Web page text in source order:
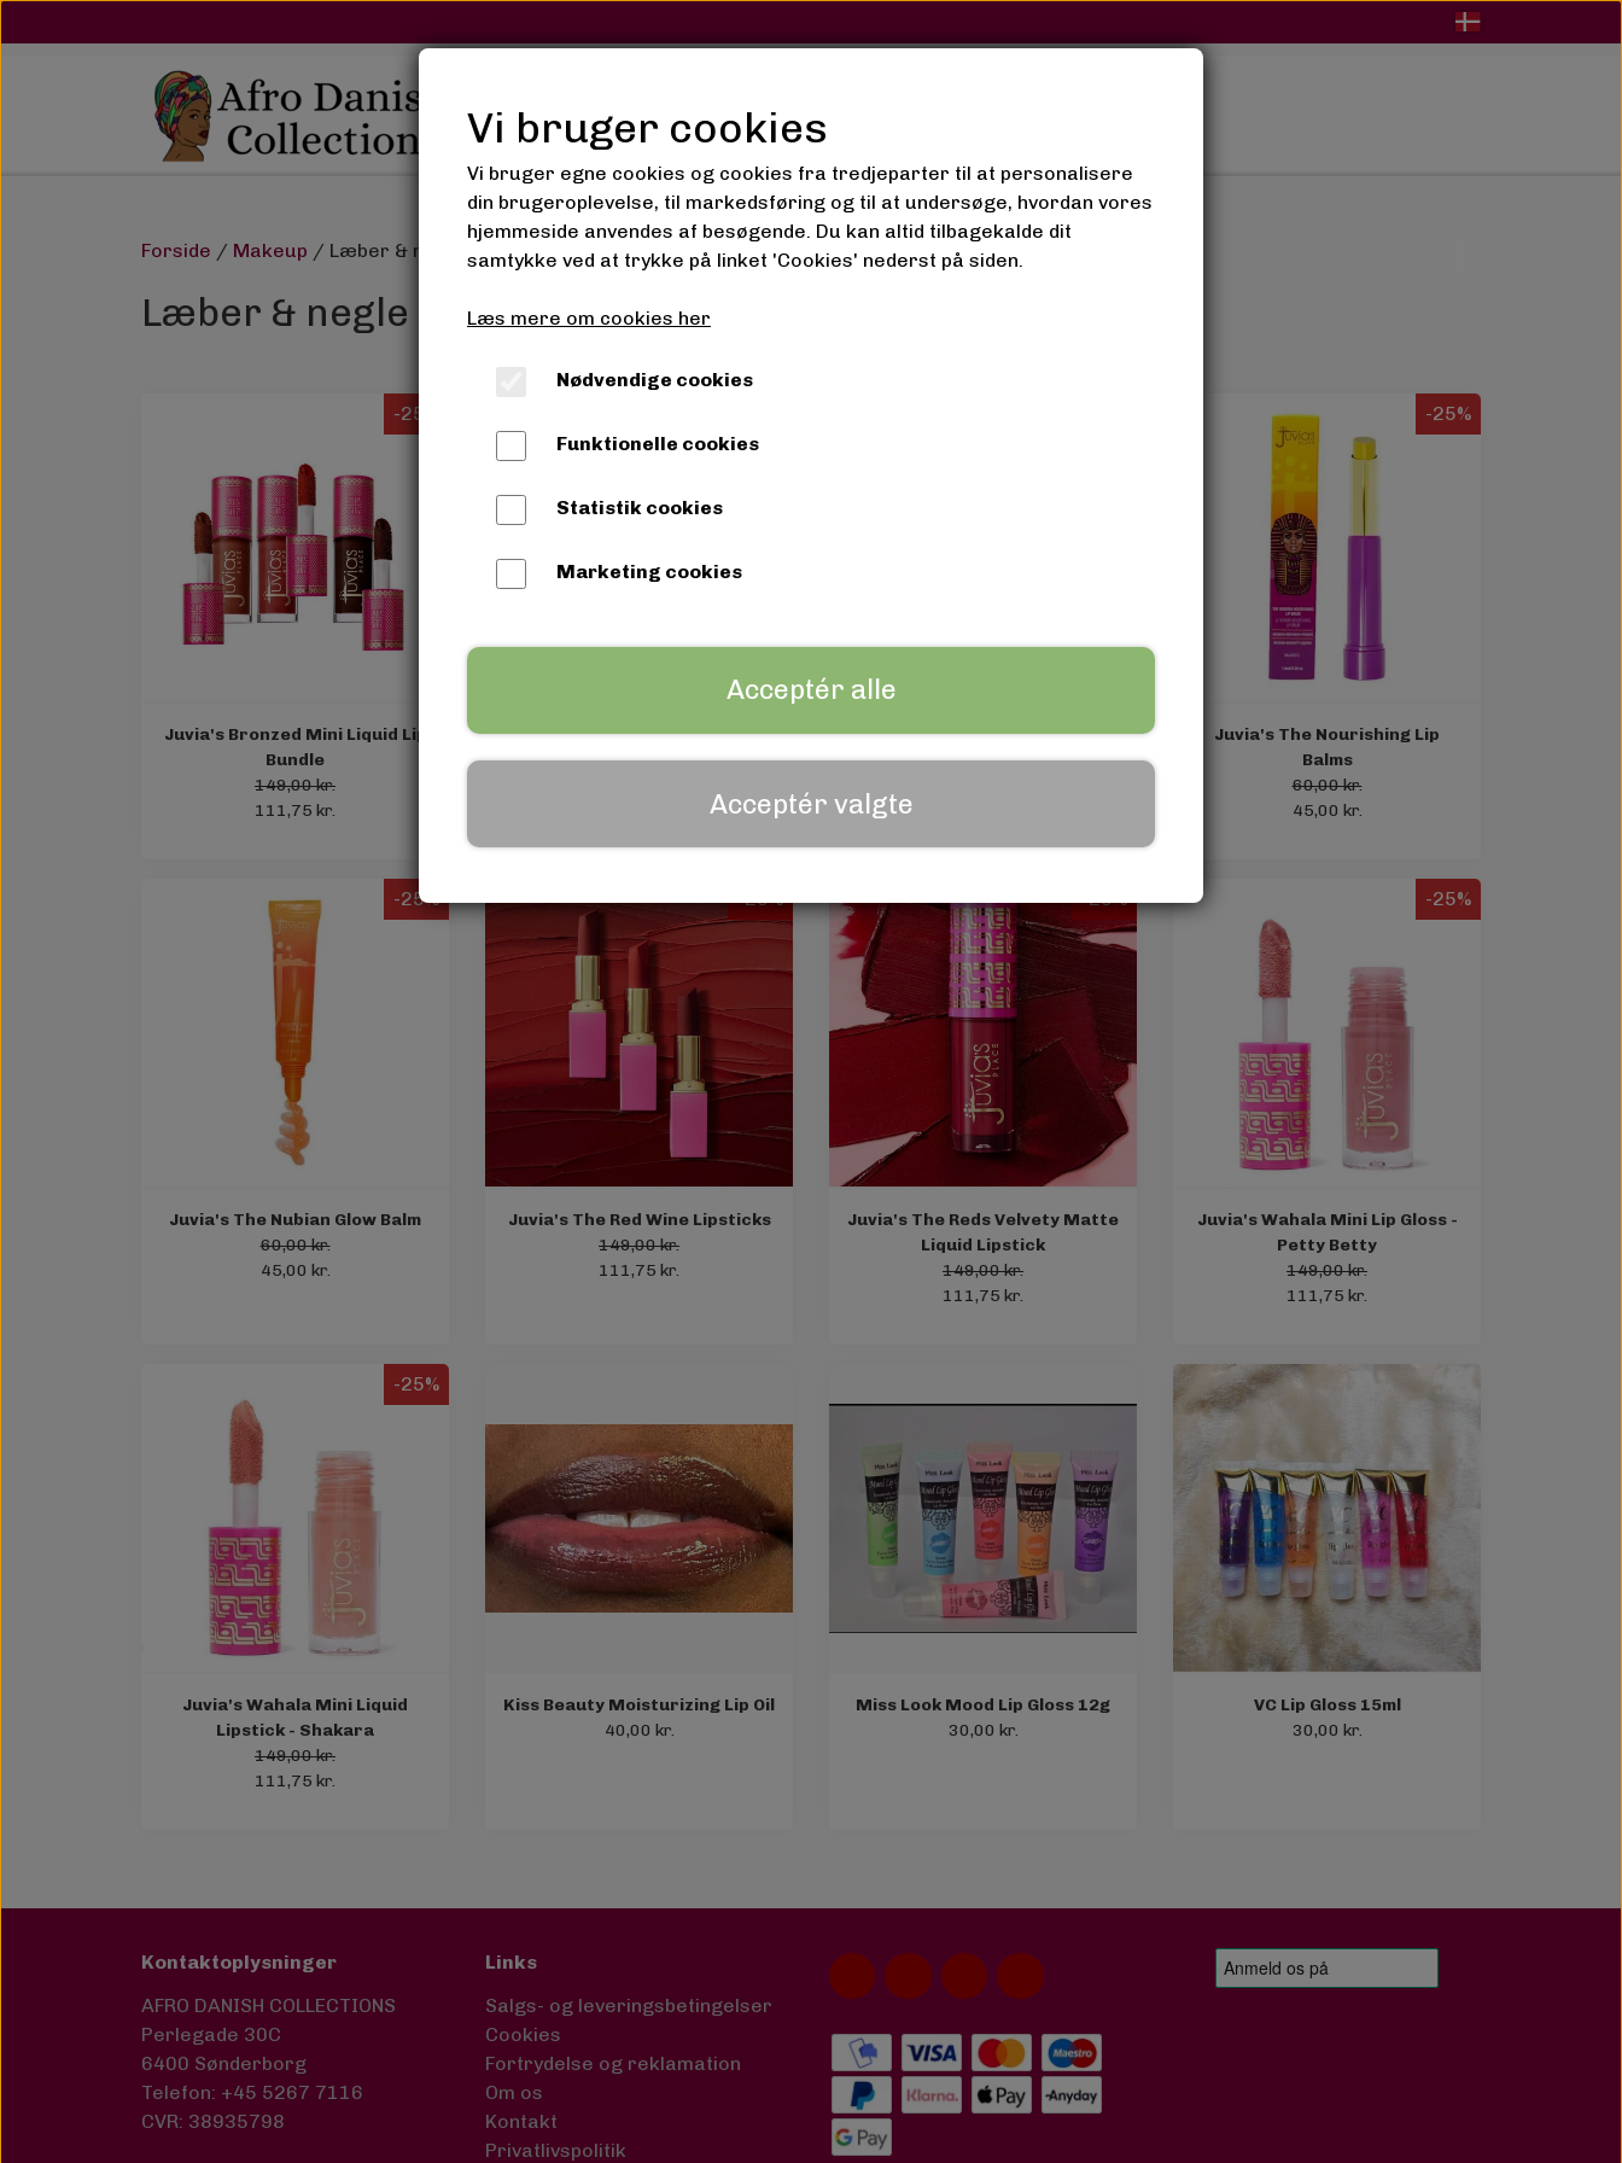
SHOP
Forside Makeup Læber & negle
Læber & negle
-25%
Juvia's Bronzed Mini Liquid Lip
Bundle
149,00 kr.
111,75 kr.
Juvia's The Berries Lipstick
149,00 kr.
Juvia's The Festival Liquid
Lipstick - Dudu
-25%
Juvia's The Nourishing Lip
Balms
60,00 kr.
45,00 kr.
-25%
Juvia's The Nubian Glow Balm
60,00 kr.
45,00 kr.
-25%
Juvia's The Red Wine Lipsticks
149,00 kr.
111,75 kr.
-25%
Juvia's The Reds Velvety Matte
Liquid Lipstick
149,00 kr.
111,75 kr.
-25%
Juvia's Wahala Mini Lip Gloss -
Petty Betty
149,00 kr.
111,75 kr.
-25%
Juvia's Wahala Mini Liquid
Lipstick - Shakara
149,00 kr.
111,75 kr.
Kiss Beauty Moisturizing Lip Oil
40,00 kr.
Miss Look Mood Lip Gloss 12g
30,00 kr.
VC Lip Gloss 15ml
30,00 kr.
Kontaktoplysninger
AFRO DANISH COLLECTIONS
Perlegade 30C
6400 Sønderborg
Telefon: +45 5267 7116
CVR: 38935798
Links
Salgs- og leveringsbetingelser
Cookies
Fortrydelse og reklamation
Om os
Kontakt
Privatlivspolitik
Vi bruger cookies
Vi bruger egne cookies og cookies fra tredjeparter til at personalisere
din brugeroplevelse, til markedsføring og til at undersøge, hvordan vores
hjemmeside anvendes af besøgende. Du kan altid tilbagekalde dit
samtykke ved at trykke på linket 'Cookies' nederst på siden.
Læs mere om cookies her
Nødvendige cookies
Funktionelle cookies
Statistik cookies
Marketing cookies
Acceptér alle
Acceptér valgte